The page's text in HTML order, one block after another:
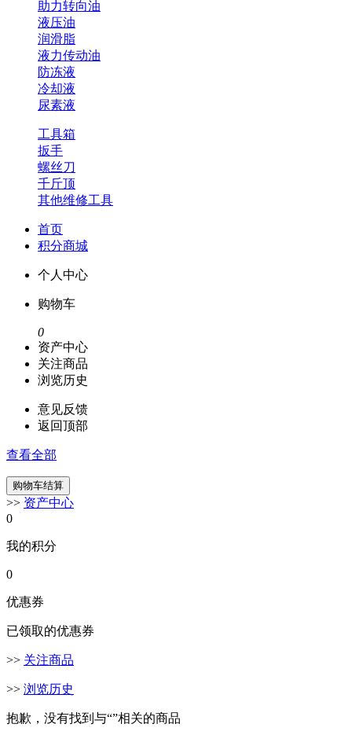
助力转向油
液压油
润滑脂
液力传动油
防冻液
冷却液
尿素液
工具箱
扳手
螺丝刀
千斤顶
其他维修工具
首页
积分商城
个人中心
购物车
0
资产中心
关注商品
浏览历史
意见反馈
返回顶部
查看全部
>> 资产中心
0
我的积分
0
优惠券
已领取的优惠券
>> 关注商品
>> 浏览历史
抱歉，没有找到与“”相关的商品